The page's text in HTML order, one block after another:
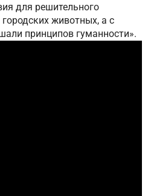
для решительного
животных, а с
принципов гуманности».